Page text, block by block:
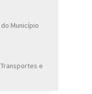
Município
e